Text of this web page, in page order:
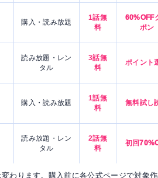
購入・読み放題
1話無
料
60%OFF
ポン
読み放題・レン
タル
3話無
料
ポイント
購入・読み放題
1話無
料
無料試し
読み放題・レン
タル
2話無
料
初回
わります。購入前に各公式ページで対象